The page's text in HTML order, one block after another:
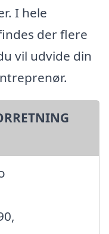
I hele
der flere
vil udvide din